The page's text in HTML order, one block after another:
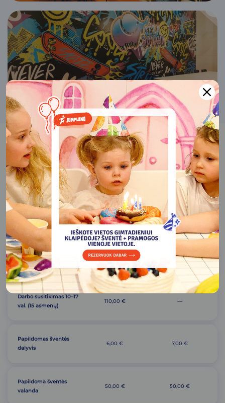
JUMPLAND švenčių kambarių
kainos
Diena I-IV
V-VII ir šventinės
dienos
2 val. 30 min. švenčių
kambaryje16-21 val.
vaikų)
110,00 € 149,00 €
Darbo susitikimas 10–17
val. (15 asmenų)
110,00 € —
Papildomas šventės
dalyvis
6,00 € 7,00 €
Papildoma šventės
valanda
50,00 € 50,00 €